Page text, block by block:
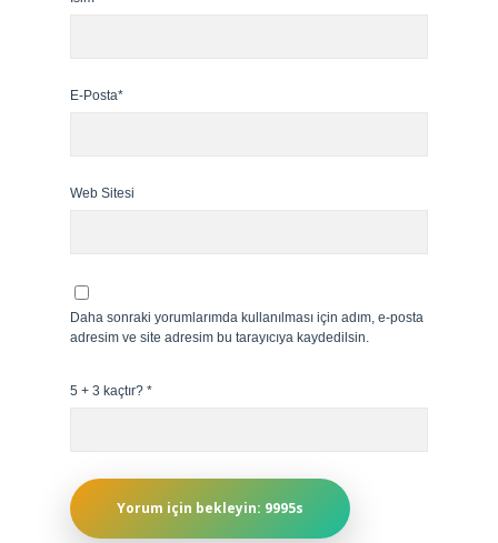
E-Posta*
Web Sitesi
Daha sonraki yorumlarımda kullanılması için adım, e-posta
adresim ve site adresim bu tarayıcıya kaydedilsin.
5 + 3 kaçtır? *